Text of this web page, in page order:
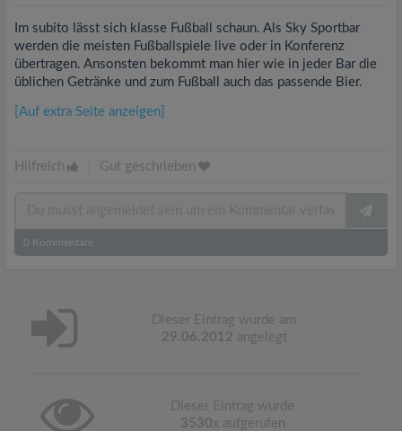
Im subito lässt sich klasse Fußball schaun. Als Sky Sportbar
werden die meisten Fußballspiele live oder in Konferenz
übertragen. Ansonsten bekommt man hier wie in jeder Bar die
üblichen Getränke und zum Fußball auch das passende Bier.
[Auf extra Seite anzeigen]
Hilfreich Gut geschrieben
0 Kommentare
Dieser Eintrag wurde am
29.06.2012 angelegt
Dieser Eintrag wurde
3530x aufgerufen